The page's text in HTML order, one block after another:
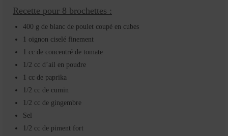
Recette pour 8 brochettes :
400 g de blanc de poulet coupé en cubes
1 oignon ciselé finement
1 cc de concentré de tomate
1/2 cc d’ail en poudre
1 cc de paprika
1/2 cc de cumin
1/2 cc de gingembre
Sel
1/2 cc de piment fort